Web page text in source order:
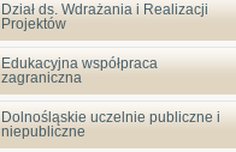
Dział ds. Wdrażania i Realizacji
Projektów
Edukacyjna współpraca
zagraniczna
Dolnośląskie uczelnie publiczne i
niepubliczne